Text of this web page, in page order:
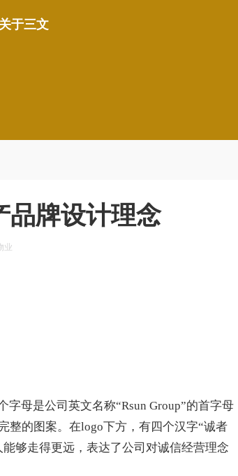
关于三文
品牌设计理念
业
字母是公司英文名称“Rsun Group”的首字母
整的图案。在logo下方，有四个汉字“诚者
够走得更远，表达了公司对诚信经营理念